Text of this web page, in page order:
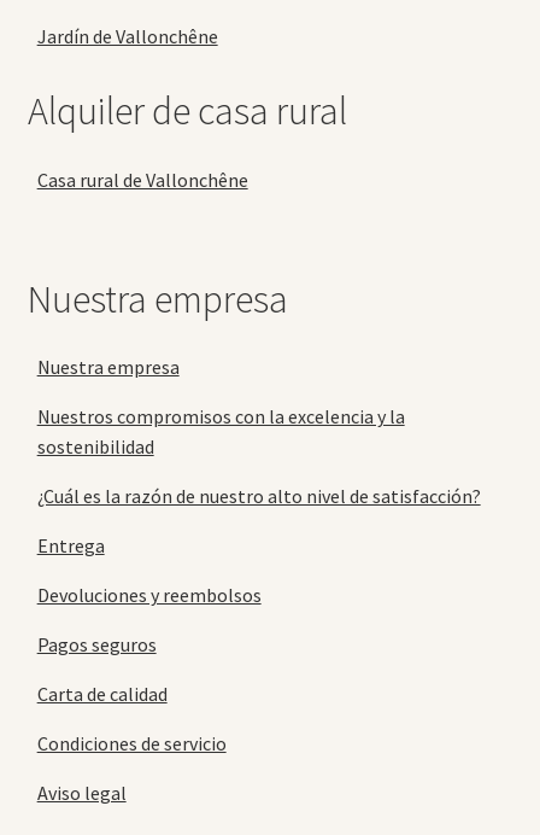
Jardín de Vallonchêne
Alquiler de casa rural
Casa rural de Vallonchêne
Nuestra empresa
Nuestra empresa
Nuestros compromisos con la excelencia y la
sostenibilidad
¿Cuál es la razón de nuestro alto nivel de satisfacción?
Entrega
Devoluciones y reembolsos
Pagos seguros
Carta de calidad
Condiciones de servicio
Aviso legal